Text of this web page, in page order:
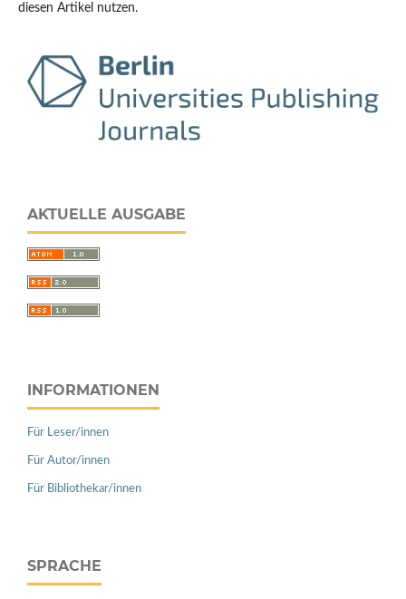
diesen Artikel nutzen.
AKTUELLE AUSGABE
INFORMATIONEN
Für Leser/innen
Für Autor/innen
Für Bibliothekar/innen
SPRACHE